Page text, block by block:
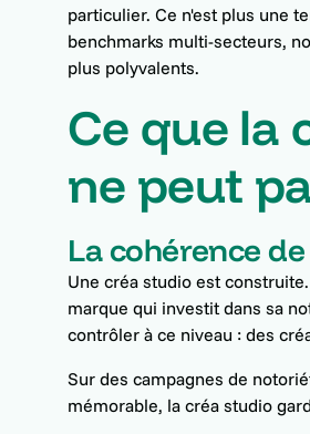
particulier. Ce n'est plus une
benchmarks multi-secteurs,
plus polyvalents.
Ce que la
ne peut
La cohérence
Une créa studio est
marque qui investit dans sa
contrôler à ce niveau : des
Sur des campagnes de
mémorable, la créa studio